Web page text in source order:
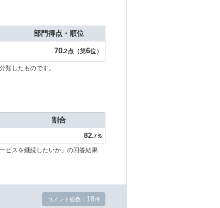
部門得点・順位
70.2点（第6位）
類したものです。
割合
82.7％
ビスを継続したいか」の回答結果
コメント総数： 18件